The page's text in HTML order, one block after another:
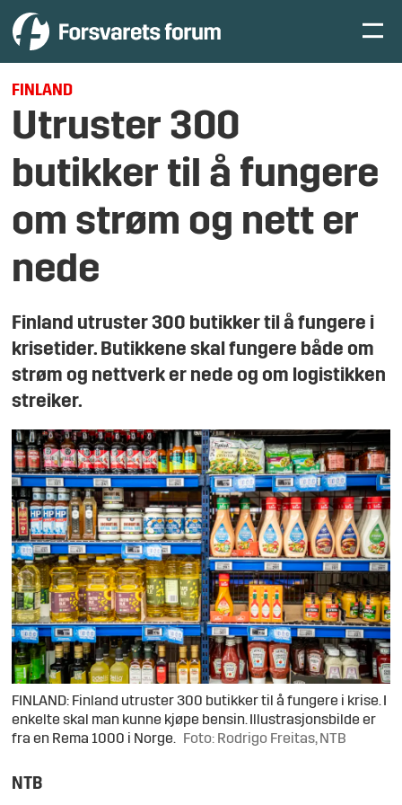
FINLAND
Utruster 300
butikker til å fungere
om strøm og nett er
nede
Finland utruster 300 butikker til å fungere i
krisetider. Butikkene skal fungere både om
strøm og nettverk er nede og om logistikken
streiker.
FINLAND: Finland utruster 300 butikker til å fungere i krise. I
enkelte skal man kunne kjøpe bensin. Illustrasjonsbilde er
fra en Rema 1000 i Norge.
Foto: Rodrigo Freitas, NTB
NTB